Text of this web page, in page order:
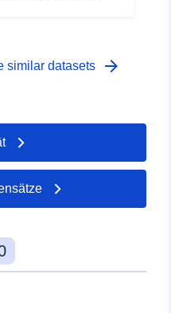
similar datasets arrow_forward